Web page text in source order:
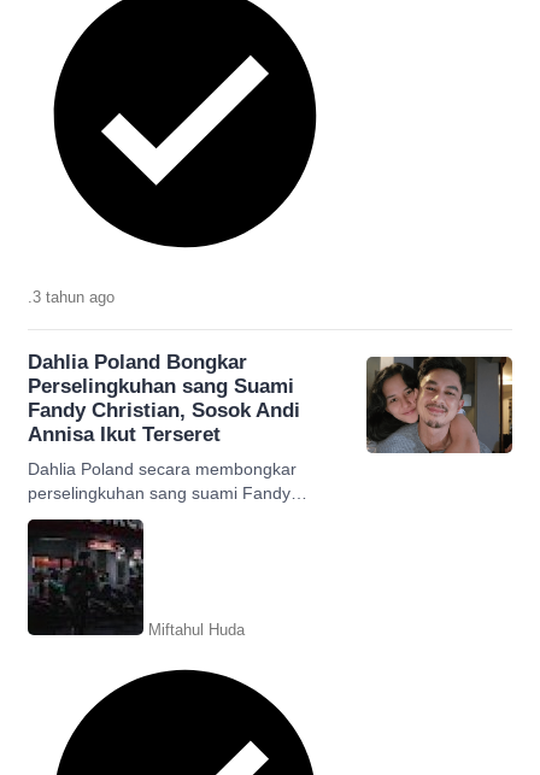
3 tahun ago
Dahlia Poland Bongkar
Perselingkuhan sang Suami
Fandy Christian, Sosok Andi
Annisa Ikut Terseret
Dahlia Poland secara membongkar
perselingkuhan sang suami Fandy
Christian dengan wanita yang diduga
Andi Annisa. Berikut selengkapnya.
Miftahul Huda